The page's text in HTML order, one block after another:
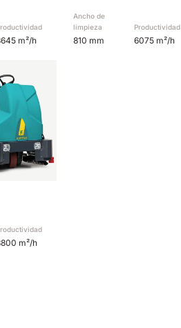
m²/h
Ancho de
limpieza
810 mm
Productividad
6075 m²/h
m²/h